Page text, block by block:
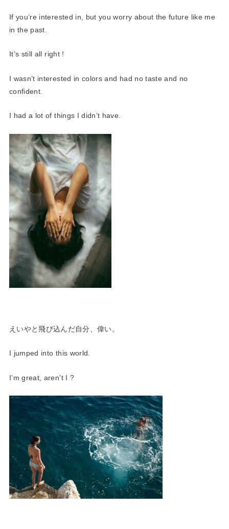
If you’re interested in, but you worry about the future like me
in the past.
It’s still all right !
I wasn’t interested in colors and had no taste and no
confident.
I had a lot of things I didn’t have.
えいやと飛び込んだ自分、偉い。
I jumped into this world.
I’m great, aren’t I ?